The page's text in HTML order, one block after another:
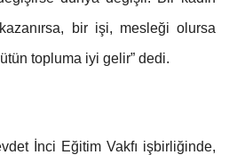
bir işi, mesleği olursa
topluma iyi gelir” dedi.
İnci Eğitim Vakfı işbirliğinde,